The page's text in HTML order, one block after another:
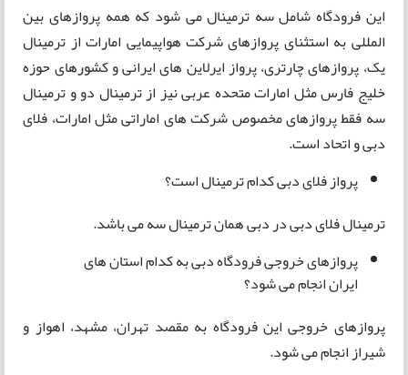
این فرودگاه شامل سه ترمینال می شود که همه پروازهای بین
المللی به استثنای پروازهای شرکت هواپیمایی امارات از ترمینال
یک، پروازهای چارتری، پرواز ایرلاین های ایرانی و کشورهای حوزه
خلیج فارس مثل امارات متحده عربی نیز از ترمینال دو و ترمینال
سه فقط پروازهای مخصوص شرکت های اماراتی مثل امارات، فلای
دبی و اتحاد است.
پرواز فلای دبی کدام ترمینال است؟
ترمینال فلای دبی در دبی همان ترمینال سه می باشد.
پروازهای خروجی فرودگاه دبی به کدام استان های
ایران انجام می شود؟
پروازهای خروجی این فرودگاه به مقصد تهران، مشهد، اهواز و
شیراز انجام می شود.